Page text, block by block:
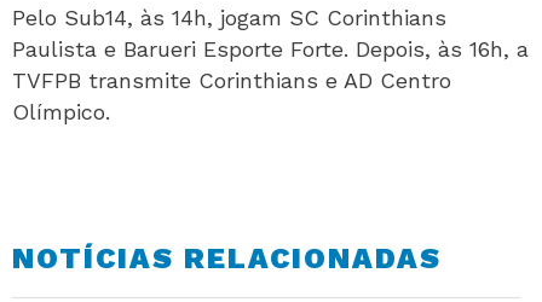
Pelo Sub14, às 14h, jogam SC Corinthians
Paulista e Barueri Esporte Forte. Depois, às 16h, a
TVFPB transmite Corinthians e AD Centro
Olímpico.
NOTÍCIAS RELACIONADAS